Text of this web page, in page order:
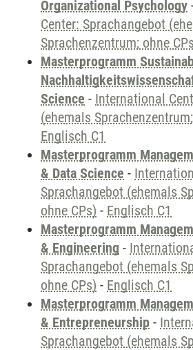
Organizational Psychology
Center: Sprachangebot
Sprachenzentrum; ohne
Masterprogramm
Science - International
(ehemals
Englisch C1
Masterprogramm
& Data Science -
Sprachangebot (ehemals
ohne CPs) - Englisch C1
Masterprogramm
& Engineering -
Sprachangebot (ehemals
ohne CPs) - Englisch C1
Masterprogramm
& Entrepreneurship -
Sprachangebot (ehemals